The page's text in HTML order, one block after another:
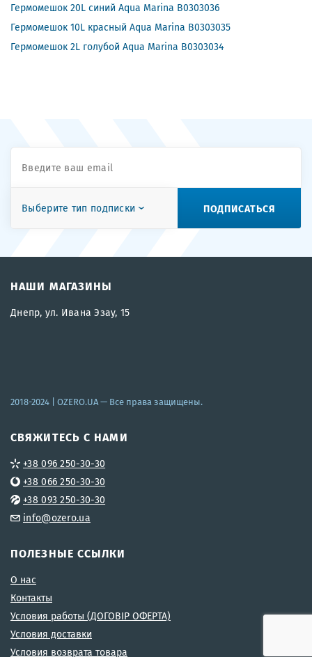
Гермомешок 20L синий Aqua Marina B0303036
Гермомешок 10L красный Aqua Marina B0303035
Гермомешок 2L голубой Aqua Marina B0303034
Выберите тип подписки ПОДПИСАТЬСЯ
НАШИ МАГАЗИНЫ
Днепр, ул. Ивана Эзау, 15
2018-2024 | OZERO.UA— Все права защищены.
СВЯЖИТЕСЬ С НАМИ
+38 096 250-30-30
+38 066 250-30-30
+38 093 250-30-30
info@ozero.ua
ПОЛЕЗНЫЕ ССЫЛКИ
О нас
Контакты
Условия работы (ДОГОВІР ОФЕРТА)
Условия доставки
Условия возврата товара